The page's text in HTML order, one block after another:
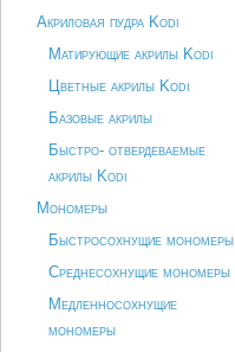
Акриловая пудра Kodi
Матирующие акрилы Kodi
Цветные акрилы Kodi
Базовые акрилы
Быстро- отвердеваемые
акрилы Kodi
Мономеры
Быстросохнущие мономеры
Среднесохнущие мономеры
Медленносохнущие
мономеры